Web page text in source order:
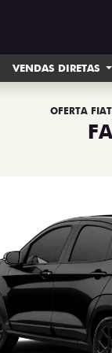
VENDAS DIRETAS
OFERTA